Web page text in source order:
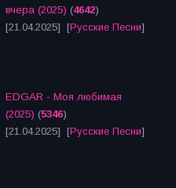
вчера (2025) (4642)
[21.04.2025] [Русские Песни]
EDGAR - Моя любимая
(2025) (5346)
[21.04.2025] [Русские Песни]